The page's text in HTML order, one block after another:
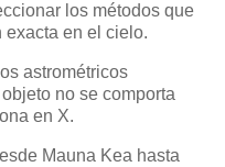
los métodos que
exacta en el cielo.
astrométricos
no se comporta
en X.
Mauna Kea hasta